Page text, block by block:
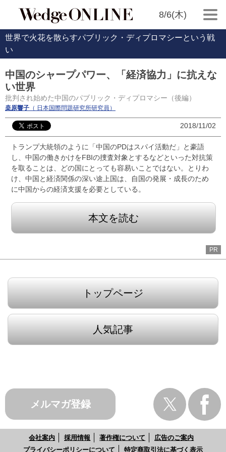
8/6(木)
世界で火花を散らすパブリック・ディプロマシーという戦
い
中国のシャープパワー、「経済協力」に抗えな
い世界
批判され始めた中国のパブリック・ディプロマシー（後編）
桒原響子 （ 日本国際問題研究所研究員）
2018/11/02
トランプ大統領のように「中国のPDはスパイ活動だ」と豪語
し、中国の働きかけをFBIの捜査対象とするなどといった対抗策
を取ることは、どの国にとっても容易いことではない。とりわ
け、中国と経済関係の深い途上国は、自国の発展・成長のため
に中国からの経済支援を必要としている。
本文を読む
PR
トップページ
人気記事
メルマガ登録
会社案内 採用情報 著作権について
広告のご案内
プライバシーポリシーについて
特定商取引法に基づく表示